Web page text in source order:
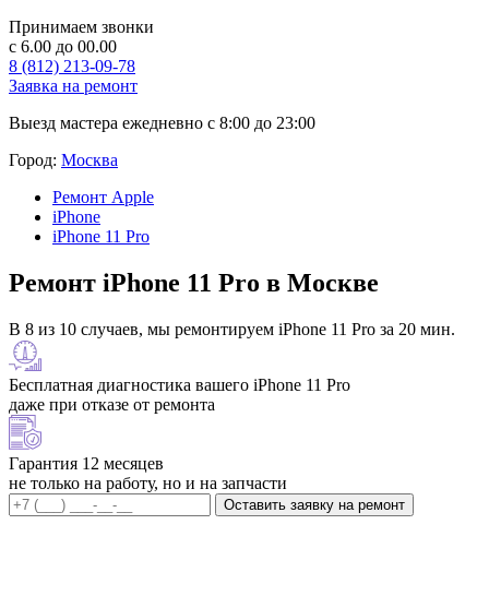
Принимаем звонки
с 6.00 до 00.00
8 (812) 213-09-78
Заявка на ремонт
Выезд мастера ежедневно с 8:00 до 23:00
Город: Москва
Ремонт Apple
iPhone
iPhone 11 Pro
Ремонт iPhone 11 Pro в Москве
В 8 из 10 случаев, мы ремонтируем iPhone 11 Pro за 20 мин.
Бесплатная диагностика вашего iPhone 11 Pro
даже при отказе от ремонта
Гарантия 12 месяцев
не только на работу, но и на запчасти
Оставить заявку на ремонт